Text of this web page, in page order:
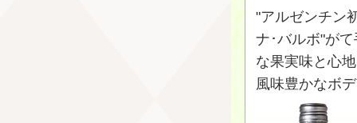
"アルゼンチン
ナ･バルボ"が
な果実味と心
風味豊かなボ